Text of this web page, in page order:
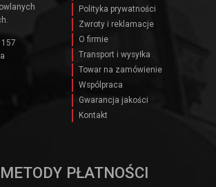
Polityka prywatności
Zwroty i reklamacje
O firmie
Transport i wysyłka
Towar na zamówienie
Wspólpraca
Gwarancja jakości
Kontakt
PŁATNOŚCI